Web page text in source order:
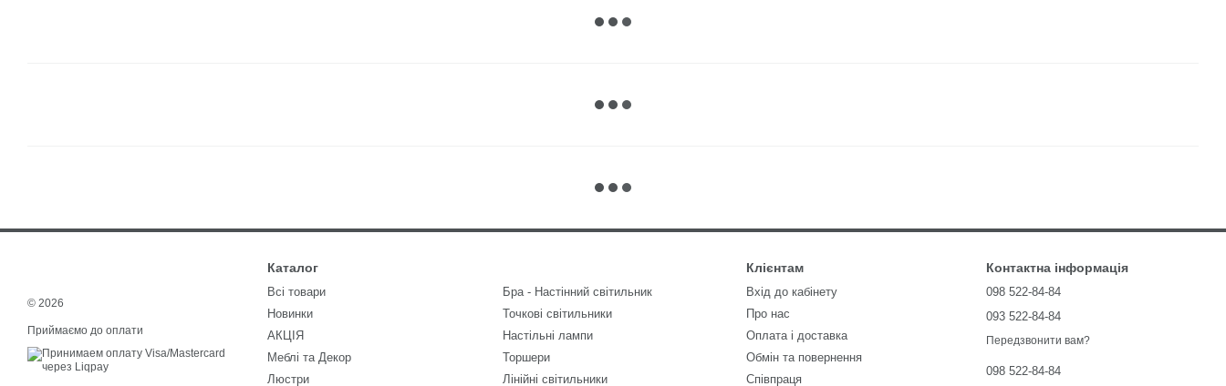
© 2026
Приймаємо до оплати
Каталог
Всі товари
Новинки
АКЦІЯ
Меблі та Декор
Люстри
Бра - Настінний світильник
Точкові світильники
Настільні лампи
Торшери
Лінійні світильники
Клієнтам
Вхід до кабінету
Про нас
Оплата і доставка
Обмін та повернення
Співпраця
Контактна інформація
098 522-84-84
093 522-84-84
Передзвонити вам?
098 522-84-84